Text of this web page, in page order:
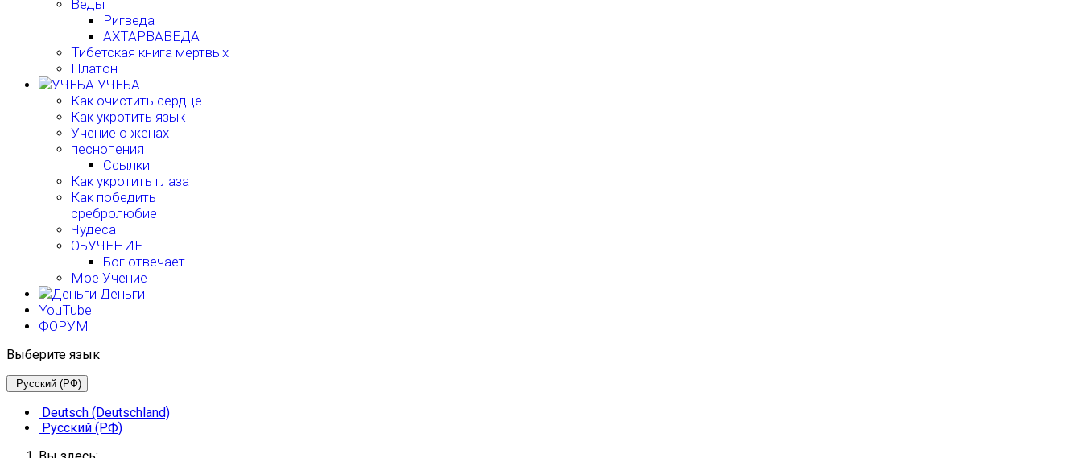
Веды
Ригведа
АХТАРВАВЕДА
Тибетская книга мертвых
Платон
УЧЕБА
Как очистить сердце
Как укротить язык
Учение о женах
песнопения
Ссылки
Как укротить глаза
Как победить
сребролюбие
Чудеса
ОБУЧЕНИЕ
Бог отвечает
Мое Учение
Деньги
YouTube
ФОРУМ
Выберите язык
Русский (РФ)
Deutsch (Deutschland)
Русский (РФ)